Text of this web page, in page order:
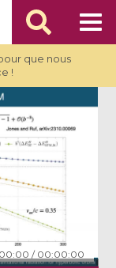
que nous
!
/ 00:00:00